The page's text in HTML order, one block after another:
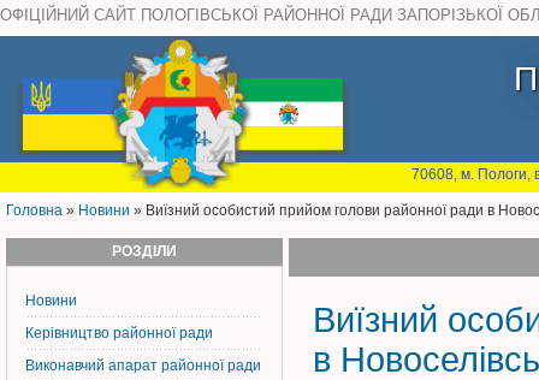
ОФІЦІЙНИЙ САЙТ ПОЛОГІВСЬКОЇ РАЙОННОЇ РАДИ ЗАПОРІЗЬКОЇ
70608, м. Пологи,
Головна » Новини » Виїзний особистий прийом голови районної ради в
РОЗДІЛИ
Новини
Керiвництво районної ради
Виконавчий апарат районної ради
Виїзний
в